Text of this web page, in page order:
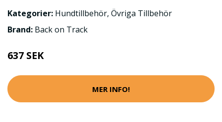
Kategorier: Hundtillbehör, Övriga Tillbehör
Brand: Back on Track
637 SEK
MER INFO!